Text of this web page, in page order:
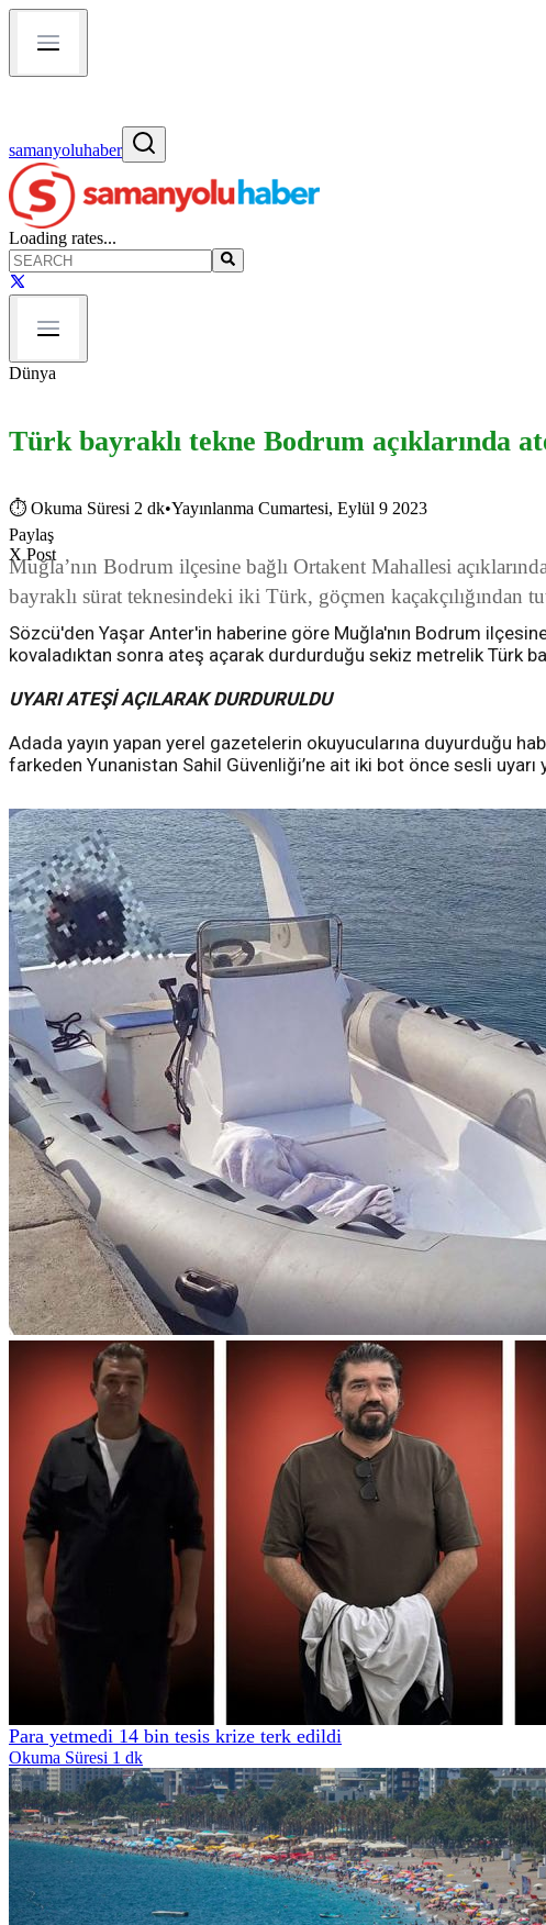
samanyoluhaber
Loading rates...
Dünya
Türk bayraklı tekne Bodrum açıklarında
⏱ Okuma Süresi 2 dk•Yayınlanma Cumartesi, Eylül 9 2023
Paylaş
X Post
Muğla’nın Bodrum ilçesine bağlı Ortakent Mahallesi
bayraklı sürat teknesindeki iki Türk, göçmen kaçakçılığından
Sözcü'den Yaşar Anter'in haberine göre Muğla'nın Bodrum
kovaladıktan sonra ateş açarak durdurduğu sekiz metrelik Türk
UYARI ATEŞİ AÇILARAK DURDURULDU
Adada yayın yapan yerel gazetelerin okuyucularına duyurduğu
farkeden Yunanistan Sahil Güvenliği’ne ait iki bot önce sesli
Para yetmedi 14 bin tesis krize terk edildi
Okuma Süresi 1 dk